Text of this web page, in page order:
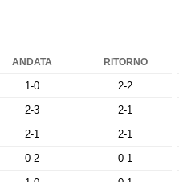
ANDATA RITORNO
1-0
2-2
2-3
2-1
2-1
2-1
0-2
0-1